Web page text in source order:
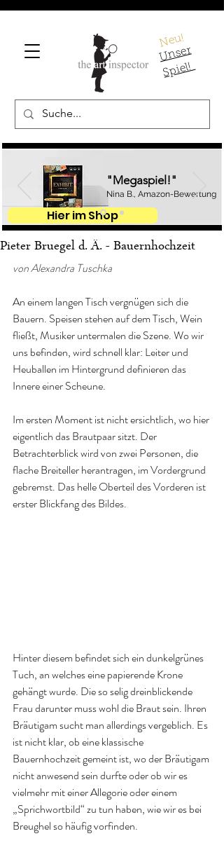
Neu!
U
ns
er
S
pi
el!
"Megaspiel!"
Nina B., Amazon-Bewertung
Hier im Shop
Pieter Bruegel d. Ä. - Bauernhochzeit
von Alexandra Tuschka
An einem langen Tisch vergnügen sich die
Bauern. Speisen stehen auf dem Tisch, Wein
fließt, Musiker untermalen die Szene. Wo wir
uns befinden, wird schnell klar: Leiter und
Heuballen im Hintergrund definieren das
Innere einer Scheune.
Im ersten Moment ist nicht ersichtlich, wo hier
eigentlich das Brautpaar sitzt. Der
Betrachterblick wird von zwei Personen, die
flache Breiteller herantragen, im Vordergrund
gebremst. Das helle Oberteil des Vorderen ist
erster Blickfang des Bildes.
Hinter diesem befindet sich ein dunkelgrünes
Tuch, an welches eine papierende Krone
gehängt wurde. Die so selig dreinblickende
Frau darunter muss wohl die Braut sein. Ihren
Bräutigam sucht man allerdings vergeblich. Es
ist nicht klar, ob eine klassische
Bauernhochzeit gemeint ist, wo der Bräutigam
nicht anwesend sein durfte oder ob wir es
vielmehr mit einer Allegorie oder einem
„Sprichwortbild“ zu tun haben, wie wir es bei
Breughel so häufig vorfinden.